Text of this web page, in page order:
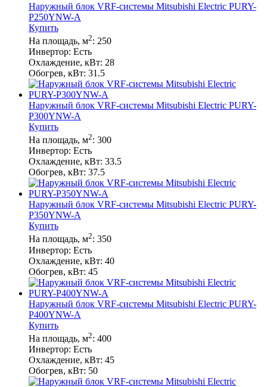
Наружный блок VRF-системы Mitsubishi Electric PURY-
P250YNW-A
Купить
На площадь, м2: 250
Инвертор: Есть
Охлаждение, кВт: 28
Обогрев, кВт: 31.5
Наружный блок VRF-системы Mitsubishi Electric PURY-
P300YNW-A
Купить
На площадь, м2: 300
Инвертор: Есть
Охлаждение, кВт: 33.5
Обогрев, кВт: 37.5
Наружный блок VRF-системы Mitsubishi Electric PURY-
P350YNW-A
Купить
На площадь, м2: 350
Инвертор: Есть
Охлаждение, кВт: 40
Обогрев, кВт: 45
Наружный блок VRF-системы Mitsubishi Electric PURY-
P400YNW-A
Купить
На площадь, м2: 400
Инвертор: Есть
Охлаждение, кВт: 45
Обогрев, кВт: 50